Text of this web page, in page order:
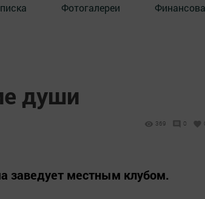
Фотогалереи
души
369 0
заведует местным клубом.